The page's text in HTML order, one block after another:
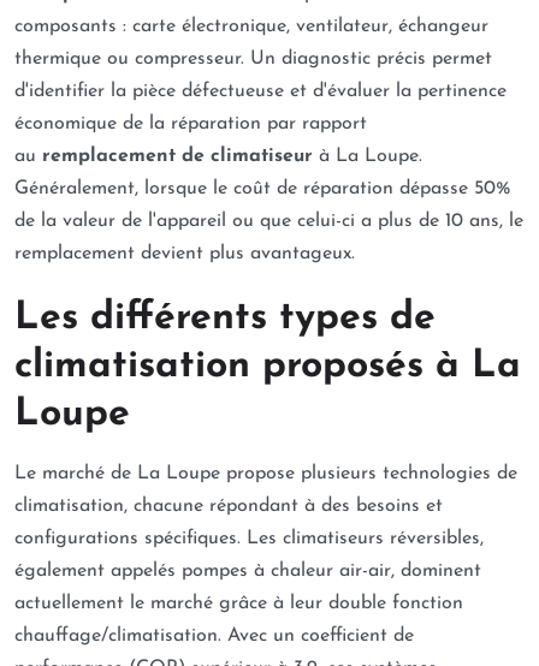
composants : carte électronique, ventilateur, échangeur
thermique ou compresseur. Un diagnostic précis permet
d'identifier la pièce défectueuse et d'évaluer la pertinence
économique de la réparation par rapport
au remplacement de climatiseur à La Loupe.
Généralement, lorsque le coût de réparation dépasse 50%
de la valeur de l'appareil ou que celui-ci a plus de 10 ans, le
remplacement devient plus avantageux.
Les différents types de
climatisation proposés à La
Loupe
Le marché de La Loupe propose plusieurs technologies de
climatisation, chacune répondant à des besoins et
configurations spécifiques. Les climatiseurs réversibles,
également appelés pompes à chaleur air-air, dominent
actuellement le marché grâce à leur double fonction
chauffage/climatisation. Avec un coefficient de